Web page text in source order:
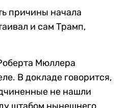
причины начала
и сам Трамп,
Мюллера
В докладе говорится,
не нашли